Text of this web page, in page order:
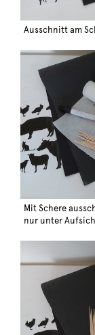
Ausschnitt am
Mit Schere
nur unter